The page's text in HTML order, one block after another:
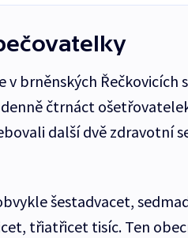
v brněnských Řečkovicích
čtrnáct
další dvě zdravotní
šestadvacet,
třiatřicet tisíc. Ten